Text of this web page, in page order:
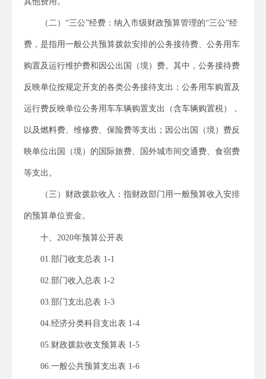
（二）“三公”经费：纳入市级财政预算管理的“三公”经
费，是指用一般公共预算拨款安排的公务接待费、公务用车
购置及运行维护费和因公出国（境）费。其中，公务接待费
反映单位按规定开支的各类公务接待支出；公务用车购置及
运行费反映单位公务用车车辆购置支出（含车辆购置税），
以及燃料费、维修费、保险费等支出；因公出国（境）费反
映单位出国（境）的国际旅费、国外城市间交通费、食宿费
等支出。
（三）财政拨款收入：指财政部门用一般预算收入安排
的预算单位资金。
十、2020年预算公开表
01.部门收支总表 1-1
02.部门收入总表 1-2
03.部门支出总表 1-3
04.经济分类科目支出表 1-4
05.财政拨款收支预算表 1-5
06.一般公共预算支出表 1-6